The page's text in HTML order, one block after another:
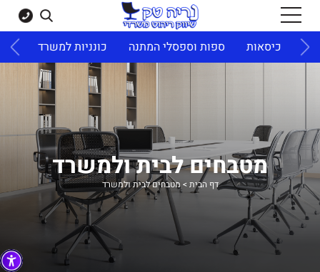
כיסאות ספות וספסלי המתנה כונניות למשרד
מטבחים לבית ולמשרד
דף הבית>מטבחים לבית ולמשרד